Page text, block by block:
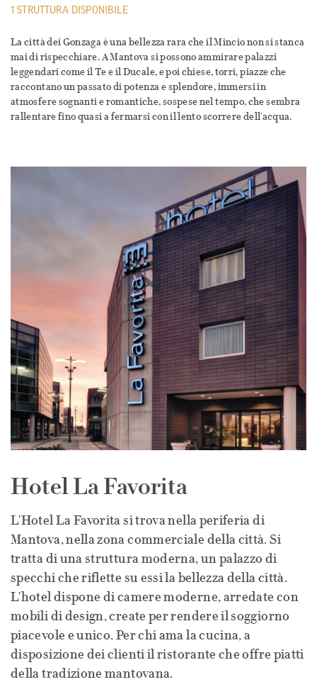
1 STRUTTURA DISPONIBILE
La città dei Gonzaga è una bellezza rara che il Mincio non si stanca
mai di rispecchiare. A Mantova si possono ammirare palazzi
leggendari come il Te e il Ducale, e poi chiese, torri, piazze che
raccontano un passato di potenza e splendore, immersi in
atmosfere sognanti e romantiche, sospese nel tempo, che sembra
rallentare fino quasi a fermarsi con il lento scorrere dell'acqua.
Hotel La Favorita
L'Hotel La Favorita si trova nella periferia di
Mantova, nella zona commerciale della città. Si
tratta di una struttura moderna, un palazzo di
specchi che riflette su essi la bellezza della città.
L'hotel dispone di camere moderne, arredate con
mobili di design, create per rendere il soggiorno
piacevole e unico. Per chi ama la cucina, a
disposizione dei clienti il ristorante che offre piatti
della tradizione mantovana.